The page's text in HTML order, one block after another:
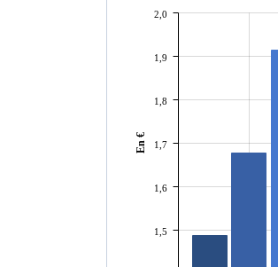
1,5
1,6
1,7
1,8
1,9
2,0
En €